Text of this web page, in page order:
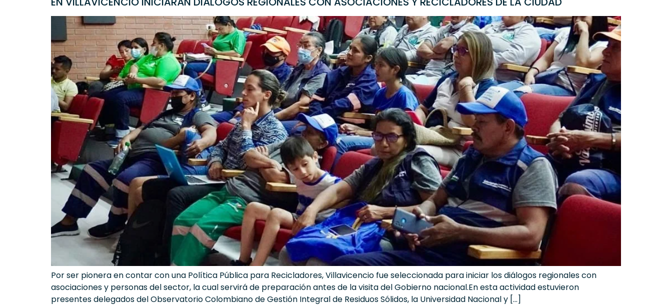
Por ser pionera en contar con una Política Pública para Recicladores, Villavicencio fue seleccionada para iniciar los diálogos regionales con
asociaciones y personas del sector, la cual servirá de preparación antes de la visita del Gobierno nacional.En esta actividad estuvieron
presentes delegados del Observatorio Colombiano de Gestión Integral de Residuos Sólidos, la Universidad Nacional y […]